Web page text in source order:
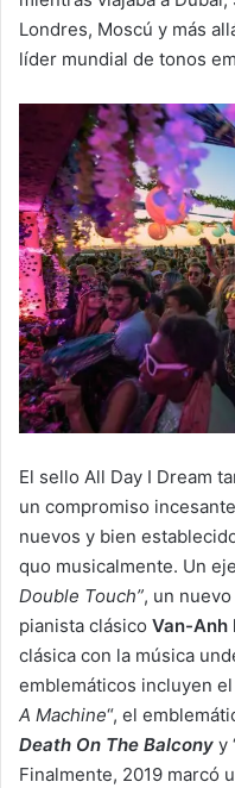
Londres, Moscú y más
líder mundial de tonos
El sello All Day I Dream
un compromiso
nuevos y bien
quo musicalmente. Un
Double Touch”, un
pianista clásico Van-Anh
clásica con la música
emblemáticos incluyen el
A Machine“, el
Death On The Balcony y
Finalmente, 2019 marcó